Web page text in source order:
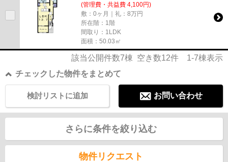
(管理費・共益費 4,100円)
敷：0ヶ月｜礼：8万円
所在階：1階
間取り：1LDK
面積：50.03㎡
該当公開件数7棟 空き数12件 1-7棟表示
チェックした物件をまとめて
お問い合わせ
検討リストに追加
さらに条件を絞り込む
物件リクエスト